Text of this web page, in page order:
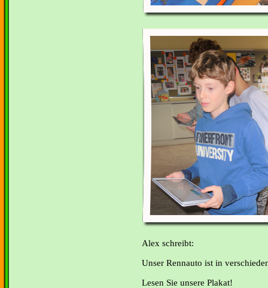
Alex schreibt:
Unser Rennauto ist in
Lesen Sie unsere Plakat!